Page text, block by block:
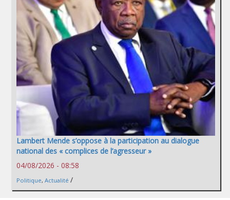
Lambert Mende s’oppose à la participation au dialogue
national des « complices de l’agresseur »
04/08/2026 - 08:58
Politique, Actualité /